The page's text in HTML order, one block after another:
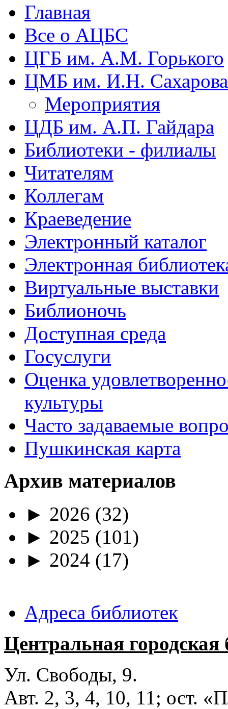
Главная
Все о АЦБС
ЦГБ им. А.М. Горького
ЦМБ им. И.Н. Сахарова
Мероприятия
ЦДБ им. А.П. Гайдара
Библиотеки - филиалы
Читателям
Коллегам
Краеведение
Электронный каталог
Электронная
Виртуальные выставки
Библионочь
Доступная среда
Госуслуги
Оценка
культуры
Часто задаваемые
Пушкинская карта
Архив материалов
► 2026 (32)
► 2025 (101)
► 2024 (17)
Адреса библиотек
Центральная
Ул. Свободы, 9.
Авт. 2, 3, 4, 10, 11; ост.